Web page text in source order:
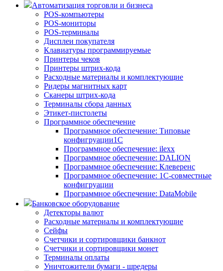
Автоматизация торговли и бизнеса
POS-компьютеры
POS-мониторы
POS-терминалы
Дисплеи покупателя
Клавиатуры программируемые
Принтеры чеков
Принтеры штрих-кода
Расходные материалы и комплектующие
Ридеры магнитных карт
Сканеры штрих-кода
Терминалы сбора данных
Этикет-пистолеты
Программное обеспечение
Программное обеспечение: Типовые
конфигруации1С
Программное обеспечение: ilexx
Программное обеспечение: DALION
Программное обеспечение: Клеверенс
Программное обеспечение: 1С-совместные
конфигруации
Программное обеспечение: DataMobile
Банковское оборудование
Детекторы валют
Расходные материалы и комплектующие
Сейфы
Счетчики и сортировщики банкнот
Счетчики и сортировщики монет
Терминалы оплаты
Уничтожители бумаги - шредеры